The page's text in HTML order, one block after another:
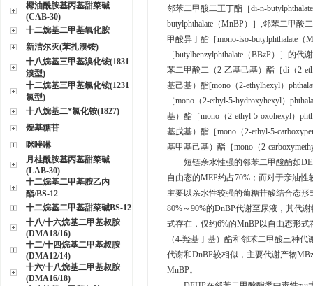
椰油酰胺基丙基甜菜碱
(CAB-30)
十二烷基二甲基氧化胺
新洁尔灭(苯扎溴铵)
十八烷基三甲基溴化铵(1831
溴型)
十二烷基三甲基氯化铵(1231
氯型)
十八烷基二*氯化铵(1827)
烷基糖苷
咪唑啉
月桂酰胺基丙基甜菜碱
(LAB-30)
十二烷基二甲基胺乙内
酯/BS-12
十二烷基二甲基甜菜碱BS-12
十八/十六烷基二甲基叔胺
(DMA18/16)
十二/十四烷基二甲基叔胺
(DMA12/14)
十六/十八烷基二甲基叔胺
(DMA16/18)
邻苯二甲酸二正丁酯［di-n-
butylphthalate（MnBP）］,邻苯二甲酸
甲酸异丁酯［mono-iso-butylphthalate
［butylbenzylphthalate（BBzP）］的
苯二甲酸二（2-乙基己基）酯［di（2-
基己基）酯[mono（2-ethylhexyl）
［mono（2-ethyl-5-hydroxyhexyl）
基）酯［mono（2-ethyl-5-oxohexyl）
基戊基）酯［mono（2-ethyl-5-
基甲基己基）酯［mono（2-
短链亲水性强的邻苯二甲酸酯如
自由态的MEP约占70%；而对于亲油
主要以亲水性较强的葡糖苷酸结合态
80%～90%的DnBP代谢至尿液，其代
式存在，仅约6%的MnBP以自由态形
（4-羟基丁基）酯和邻苯二甲酸三种
代谢和DnBP较相似，主要代谢产物
MnBP。